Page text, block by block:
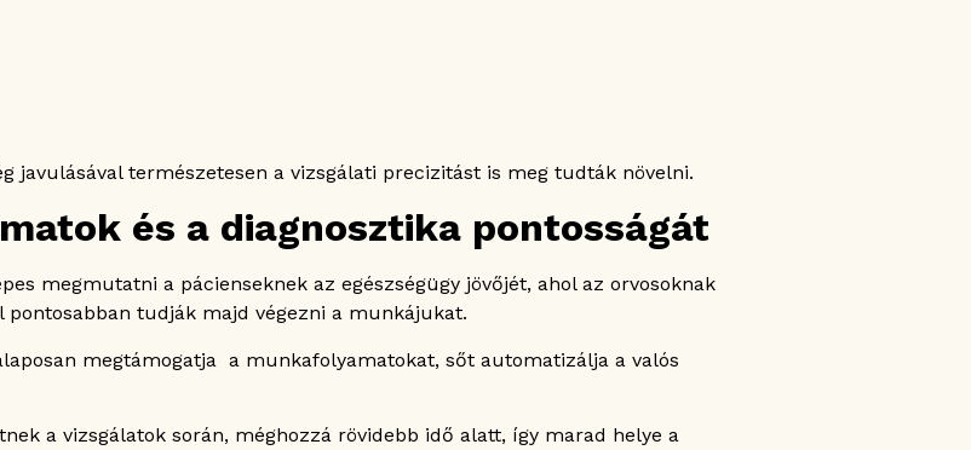
javulásával természetesen a vizsgálati precizitást is meg tudták növelni.
és a diagnosztika pontosságát
megmutatni a pácienseknek az egészségügy jövőjét, ahol az orvosoknak
tudják majd végezni a munkájukat.
megtámogatja a munkafolyamatokat, sőt automatizálja a valós
a vizsgálatok során, méghozzá rövidebb idő alatt, így marad helye a